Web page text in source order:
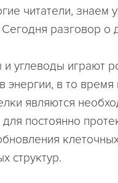
читатели, знаем
разговор о
углеводы играют
энергии, в то
являются
постоянно
структур.